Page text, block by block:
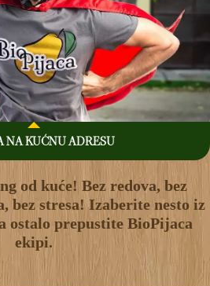
NA KUĆNU ADRESU
od kuće! Bez redova, bez
bez stresa! Izaberite nesto iz
ostalo prepustite BioPijaca
ekipi.